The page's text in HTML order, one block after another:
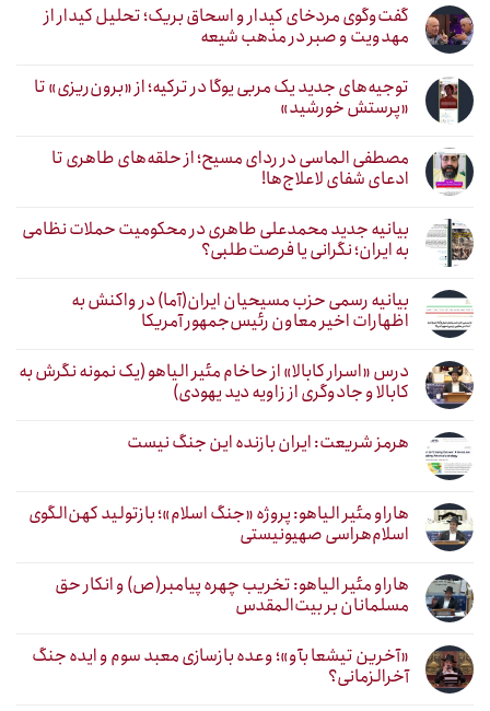
گفت‌وگوی مردخای کیدار و اسحاق بریک؛ تحلیل کیدار از
مهدویت و صبر در مذهب شیعه
توجیه‌های جدید یک مربی یوگا در ترکیه؛ از «برون‌ریزی» تا
«پرستش خورشید»
مصطفی الماسی در ردای مسیح؛ از حلقه‌های طاهری تا
ادعای شفای لاعلاج‌ها!
بیانیه جدید محمدعلی طاهری در محکومیت حملات نظامی
به ایران؛ نگرانی یا فرصت‌طلبی؟
بیانیه رسمی حزب مسیحیان ایران(آما) در واکنش به
اظهارات اخیر معاون رئیس‌جمهور آمریکا
درس «اسرار کابالا» از حاخام مئیر الیاهو (یک نمونه نگرش به
کابالا و جادوگری از زاویه دید یهودی)
هرمز شریعت: ایران بازنده این جنگ نیست
هاراو مئیر الیاهو: پروژه «جنگ اسلام»؛ بازتولید کهن‌الگوی
اسلام‌هراسی صهیونیستی
هاراو مئیر الیاهو: تخریب چهره پیامبر(ص) و انکار حق
مسلمانان بر بیت‌المقدس
«آخرین تیشعا بآو»؛ وعده بازسازی معبد سوم و ایده جنگ
آخرالزمانی؟